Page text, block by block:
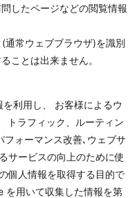
したページなどの閲覧情報
通常ウェブブラウザ)を識別
ことは出来ません。
利用し、 お客様によるウ
トラフィック、ルーティン
ォーマンス改善､ウェブサ
サービスの向上のために使
個人情報を取得する目的で
を用いて収集した情報を第